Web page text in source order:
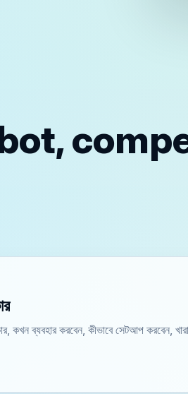
ব্যবহার করবেন, কীভাবে সেটআপ করবেন,